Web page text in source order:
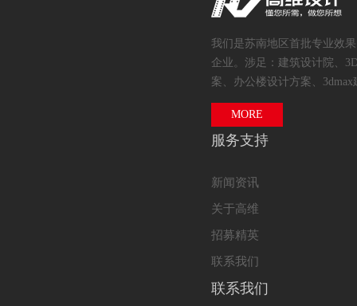
我们是苏南地区首批专业效
企业。涉足：建筑设计院、
案、办公楼设计方案、
MORE
服务支持
新闻资讯
关于高维
招募精英
联系我们
联系我们